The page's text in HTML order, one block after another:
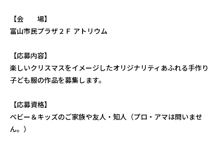
【会 場】
富山市民プラザ２Ｆ アトリウム
【応募内容】
楽しいクリスマスをイメージしたオリジナリティあふれる手作り
子ども服の作品を募集します。
【応募資格】
ベビー＆キッズのご家族や友人・知人（プロ・アマは問いませ
ん。）